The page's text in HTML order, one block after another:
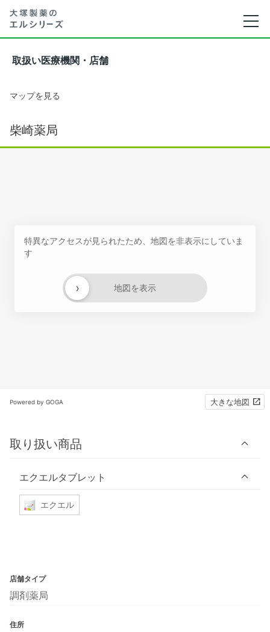
取扱い医療機関・店舗
マップを見る
柴崎薬局
特異なアクセスが見られたため、地図を非表示にしていま
す
地図を表示
›
Powered by GOGA 大きな地図
取り扱い商品
エクエルタブレット
エクエル
店舗タイプ
調剤薬局
住所